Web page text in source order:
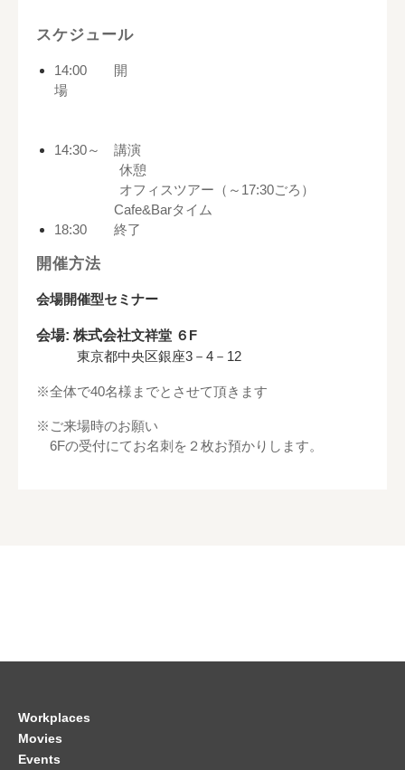
スケジュール
14:00 開
場
14:30～ 講演
休憩
オフィスツアー（～17:30ごろ）
Cafe&Barタイム
18:30 終了
開催方法
会場開催型セミナー
会場: 株式会社文祥堂 ６F
東京都中央区銀座3－4－12
※全体で40名様までとさせて頂きます
※ご来場時のお願い
6Fの受付にてお名刺を２枚お預かりします。
Workplaces
Movies
Events